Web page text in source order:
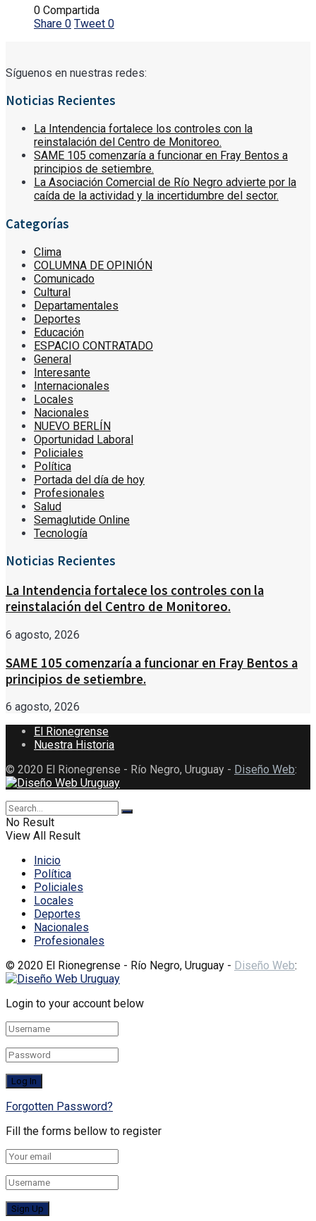
0 Compartida
Share 0 Tweet 0
Síguenos en nuestras redes:
Noticias Recientes
La Intendencia fortalece los controles con la
reinstalación del Centro de Monitoreo.
SAME 105 comenzaría a funcionar en Fray Bentos a
principios de setiembre.
La Asociación Comercial de Río Negro advierte por la
caída de la actividad y la incertidumbre del sector.
Categorías
Clima
COLUMNA DE OPINIÓN
Comunicado
Cultural
Departamentales
Deportes
Educación
ESPACIO CONTRATADO
General
Interesante
Internacionales
Locales
Nacionales
NUEVO BERLÍN
Oportunidad Laboral
Policiales
Política
Portada del día de hoy
Profesionales
Salud
Semaglutide Online
Tecnología
Noticias Recientes
La Intendencia fortalece los controles con la
reinstalación del Centro de Monitoreo.
6 agosto, 2026
SAME 105 comenzaría a funcionar en Fray Bentos a
principios de setiembre.
6 agosto, 2026
El Rionegrense
Nuestra Historia
© 2020 El Rionegrense - Río Negro, Uruguay - Diseño Web:
No Result
View All Result
Inicio
Política
Policiales
Locales
Deportes
Nacionales
Profesionales
© 2020 El Rionegrense - Río Negro, Uruguay - Diseño Web:
Login to your account below
Forgotten Password?
Fill the forms bellow to register